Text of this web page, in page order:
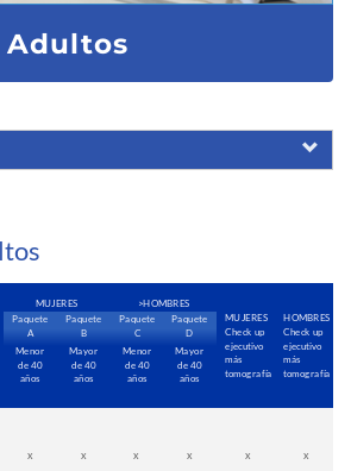
Adultos
MUJERES
Paquete
A
Menor
de 40
años
Paquete
B
Mayor
de 40
años
>HOMBRES
Paquete
C
Menor
de 40
años
Paquete
D
Mayor
de 40
años
MUJERES
Check up
ejecutivo
más
tomografía
HOMBRES
Check up
ejecutivo
más
tomografía
x x x x x x